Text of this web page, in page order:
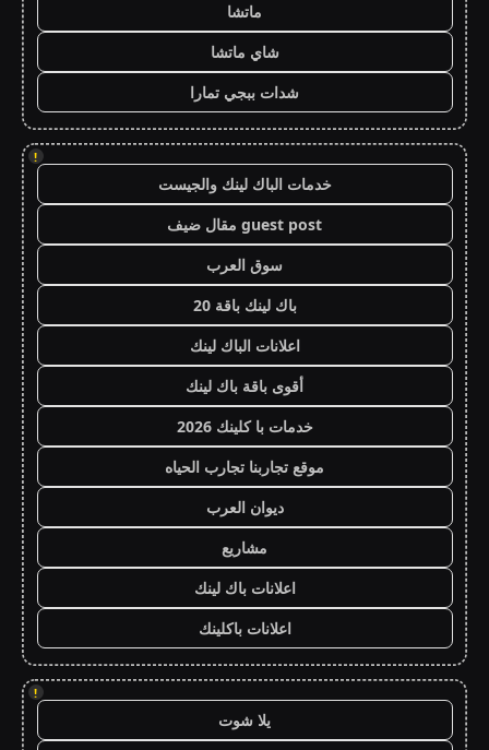
ماتشا
شاي ماتشا
شدات ببجي تمارا
!
خدمات الباك لينك والجيست
guest post مقال ضيف
سوق العرب
باك لينك باقة 20
اعلانات الباك لينك
أقوى باقة باك لينك
خدمات با كلينك 2026
موقع تجاربنا تجارب الحياه
ديوان العرب
مشاريع
اعلانات باك لينك
اعلانات باكلينك
!
يلا شوت